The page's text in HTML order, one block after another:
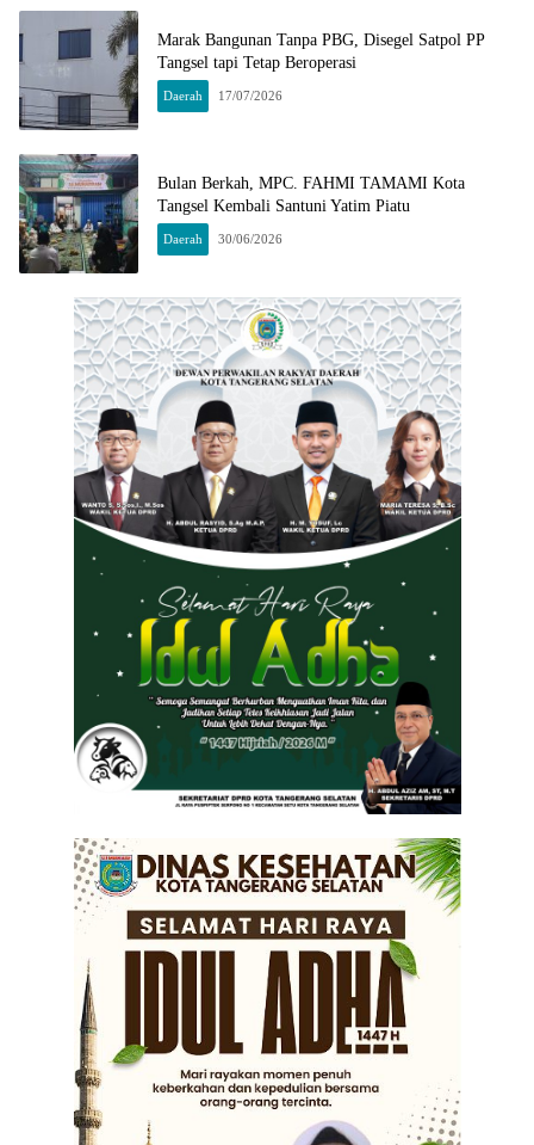
Marak Bangunan Tanpa PBG, Disegel Satpol PP
Tangsel tapi Tetap Beroperasi
Daerah 17/07/2026
Bulan Berkah, MPC. FAHMI TAMAMI Kota
Tangsel Kembali Santuni Yatim Piatu
Daerah 30/06/2026